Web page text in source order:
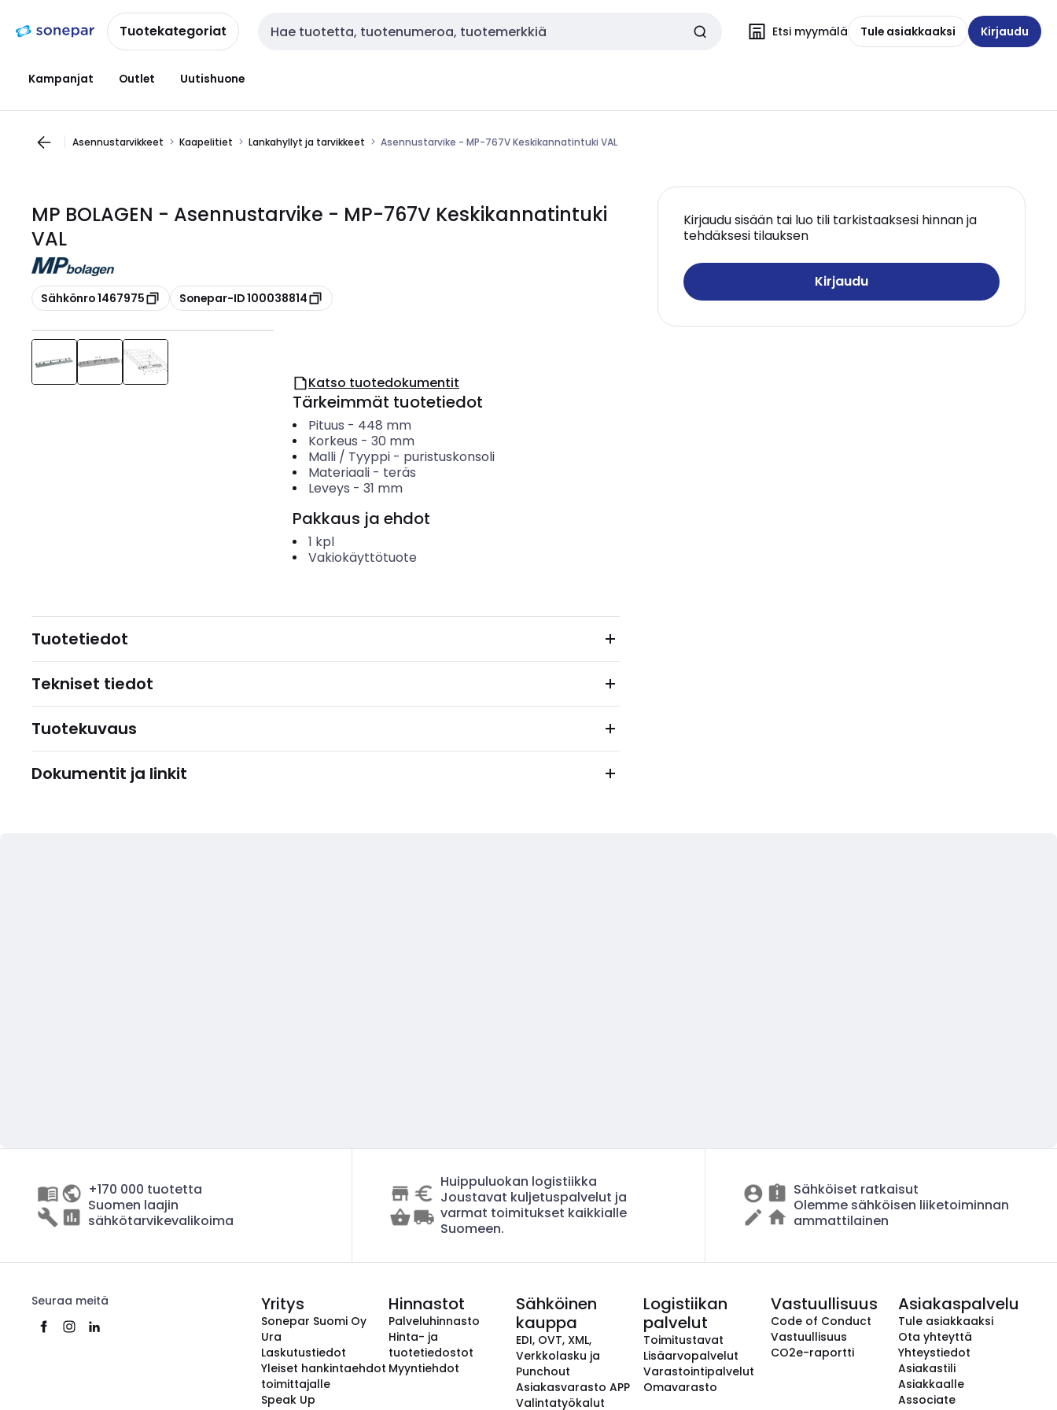
navigointiinsisältöönTuotekategoriat Haku Etsi myymälä Tule asiakkaaksi Kirjaudu
Kampanjat Outlet Uutishuone
Asennustarvikkeet Kaapelitiet Lankahyllyt ja tarvikkeet Asennustarvike - MP-767V Keskikannatintuki VAL
MP BOLAGEN - Asennustarvike - MP-767V Keskikannatintuki
VAL
Kopioi
Sähkönro 1467975 Kopioi
Sonepar-ID 100038814
Kirjaudu sisään tai luo tili tarkistaaksesi hinnan ja
tehdäksesi tilauksen
Kirjaudu
Katso tuotedokumentit
Tärkeimmät tuotetiedot
Pituus - 448 mm
Korkeus - 30 mm
Malli / Tyyppi- puristuskonsoli
Materiaali- teräs
Leveys - 31 mm
Pakkaus ja ehdot
1 kpl
Vakiokäyttötuote
Tuotetiedot
Tekniset tiedot
Tuotekuvaus
Dokumentit ja linkit
+170 000 tuotetta
Suomen laajin
sähkötarvikevalikoima
Huippuluokan logistiikka
Joustavat kuljetuspalvelut ja
varmat toimitukset kaikkialle
Suomeen.
Sähköiset ratkaisut
Olemme sähköisen liiketoiminnan
ammattilainen
Seuraa meitä Yritys
Sonepar Suomi Oy
Ura
Laskutustiedot
Yleiset hankintaehdot
toimittajalle
Speak Up
Hinnastot
Palveluhinnasto
Hinta- ja
tuotetiedostot
Myyntiehdot
Sähköinen
kauppa
EDI, OVT, XML,
Verkkolasku ja
Punchout
Asiakasvarasto APP
Valintatyökalut
Logistiikan
palvelut
Toimitustavat
Lisäarvopalvelut
Varastointipalvelut
Omavarasto
Vastuullisuus
Code of Conduct
Vastuullisuus
CO2e-raportti
Asiakaspalvelu
Tule asiakkaaksi
Ota yhteyttä
Yhteystiedot
Asiakastili
Asiakkaalle
Associate